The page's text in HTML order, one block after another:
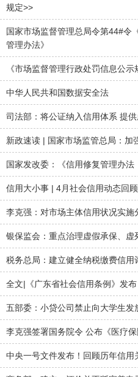
规定>>
国家市场监督管理总局令第44#令
管理办法》
《市场监督管理行政处罚信息公示
中华人民共和国数据安全法
司法部：将公证纳入信用体系 提
新政速读 | 国家市场监管总局：加
国家发改委：《信用修复管理办
信用大小事 | 4月社会信用动态回顾
李克强：对市场主体信用状况实施
银保监会：重点治理虚假承保、虚
税务总局：建立健全纳税缴费信用
全文|《广东省社会信用条例》发
五部委：小贷公司禁止向大学生发
李克强签署国务院令 公布《医疗保
中央一号文件发布！回顾历年信用